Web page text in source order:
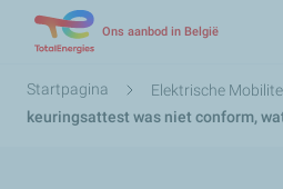
de
Ons aanbod in België
Kruimelpad
Startpagina Elektrische
keuringsattest was niet conform,